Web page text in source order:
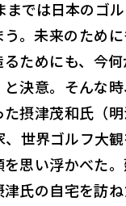
までは日本のゴ
。未来のため
るためにも、今
決意。そんな
摂津茂和氏（
世界ゴルフ大
思い浮かべた
氏の自宅を訪